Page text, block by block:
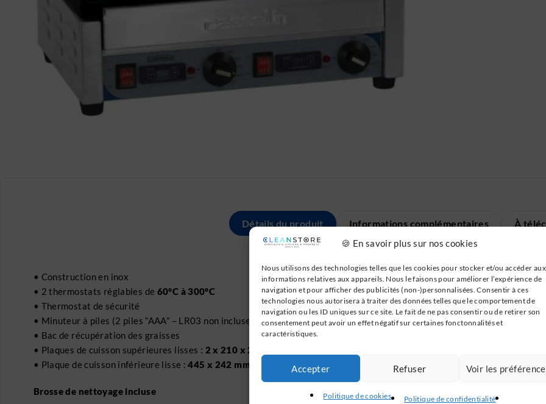
🍪 En savoir plus sur nos cookies
Nous utilisons des technologies telles que les cookies pour stocker et/ou accéder aux
informations relatives aux appareils. Nous le faisons pour améliorer l’expérience de
navigation et pour afficher des publicités (non-)personnalisées. Consentir à ces
technologies nous autorisera à traiter des données telles que le comportement de
navigation ou les ID uniques sur ce site. Le fait de ne pas consentir ou de retirer son
consentement peut avoir un effet négatif sur certaines fonctonnalités et
caractéristiques.
Accepter Refuser Voir les
Politique de cookies Politique de confidentialité
Détails du produit Informations complémentaires À
• Construction en inox
• 2 thermostats réglables de 60°C à 300°C
• Thermostat de sécurité
• Minuteur à piles (2 piles “AAA” – LR03 non incluses)
• Bac de récupération des graisses
• Plaques de cuisson supérieures lisses : 2 x 210 x 230 mm
• Plaque de cuisson inférieure lisse :445 x 242 mm
Brosse de nettoyage incluse